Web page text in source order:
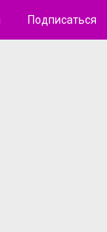
Подписаться